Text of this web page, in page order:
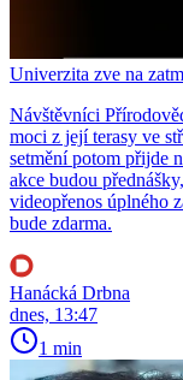
Univerzita zve na
Návštěvníci
moci z její terasy ve
setmění potom přijde
akce budou
videopřenos úplného
bude zdarma.
Hanácká Drbna
dnes, 13:47
1 min